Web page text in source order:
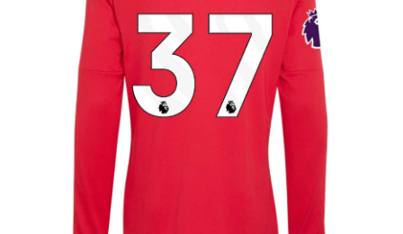
Mitt konto
Storleksguiden
Varukorg